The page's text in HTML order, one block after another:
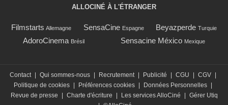
ALLOCINÉ À L'ÉTRANGER
Filmstarts Allemagne SensaCine Espagne Beyazperde Turquie
AdoroCinema Brésil Sensacine México Mexique
Contact | Qui sommes-nous | Recrutement | Publicité | CGU | CGV |
Politique de cookies | Préférences cookies | Données Personnelles |
Revue de presse
| Charte d'écriture | Les services AlloCiné | Gérer Utiq